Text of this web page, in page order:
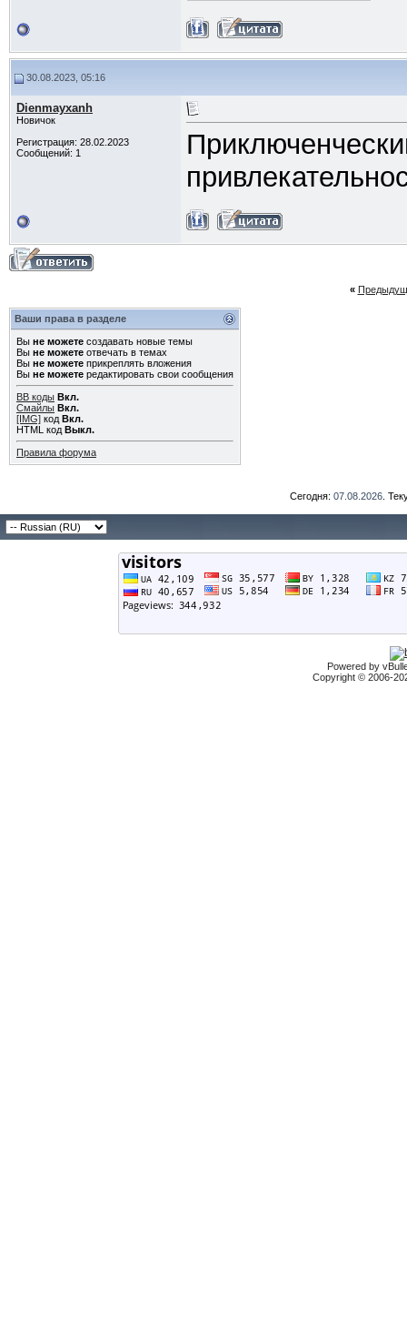
30.08.2023, 05:16
Dienmayxanh
Новичок
Регистрация: 28.02.2023
Сообщений: 1
«
Ваши права в разделе
Вы не можете создавать новые темы
Вы не можете отвечать в темах
Вы не можете прикреплять вложения
Вы не можете редактировать свои сообщения
BB коды Вкл.
Смайлы Вкл.
[IMG] код Вкл.
HTML код Выкл.
Правила форума
Сегодня: 07.08.2026 .
Powered by
Copyright © 2006-